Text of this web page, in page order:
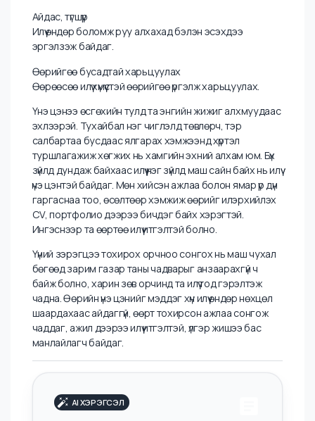
Миний хувьд бол хааяа кофе шопд суугаад дуртай
амттанаа идээд, хөгжим сонсоод эргэцүүлдэг. Мөн
өглөө эрт ууланд гарах, цэвэр агаарт алхахдаа
тархиа цэгцлэх нь бүр илүү таатай санагддаг.
Дараах шалтгаануудаас болж бид өөрийгөө дутуу
үнэлдэг байна.
Дассан орчин
Танил хамт олон, тогтвортой байдал нь хангалттай
гэсэн мэдрэмж өгдөг.
Айдас, түгшүүр
Илүү өндөр боломж руу алхахад бэлэн эсэхдээ
эргэлзэж байдаг.
Өөрийгөө бусадтай харьцуулах
Өөрөөсөө илүү хүмүүстэй өөрийгөө үргэлж харьцуулах.
Үнэ цэнээ өсгөхийн тулд та энгийн жижиг алхмуудаас
эхлээрэй. Тухайбал нэг чиглэлд төвлөрч, тэр
салбартаа бусдаас ялгарах хэмжээнд хүртэл
туршлагажиж хөгжих нь хамгийн эхний алхам юм. Бүх
зүйлд дундаж байхаас илүү нэг зүйлд маш сайн байх нь илүү
гаргаснаа тоо, өсөлтөөр хэмжиж өөрийг илэрхийлэх
CV, портфолио дээрээ бичдэг байх хэрэгтэй.
Ингэснээр та өөртөө илүү итгэлтэй болно.